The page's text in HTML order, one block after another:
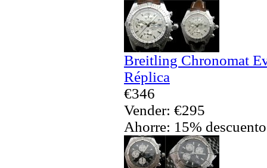
Breitling Chronomat
Réplica
€346
Vender: €295
Ahorre: 15% descuento